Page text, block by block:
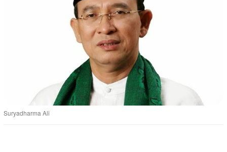
Suryadharma Ali